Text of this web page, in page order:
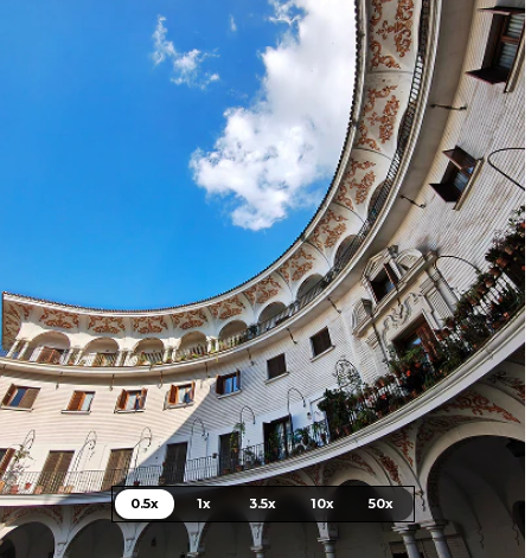
0.5x 1x 3.5x 10x 50x